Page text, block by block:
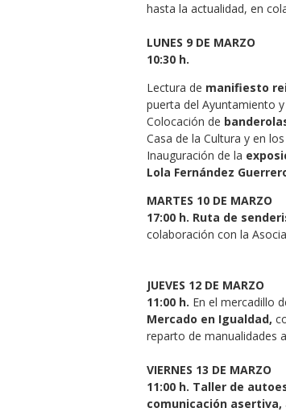
hasta la actualidad, en
LUNES 9 DE MARZO
10:30 h.
Lectura de manifiesto
puerta del Ayuntamiento
Colocación de
Casa de la Cultura y en
Inauguración de la
Lola Fernández
MARTES 10 DE MARZO
17:00 h. Ruta de
colaboración con la
JUEVES 12 DE MARZO
11:00 h. En el mercadillo
Mercado en Igualdad,
reparto de manualidades
VIERNES 13 DE MARZO
11:00 h. Taller de
comunicación asertiva,